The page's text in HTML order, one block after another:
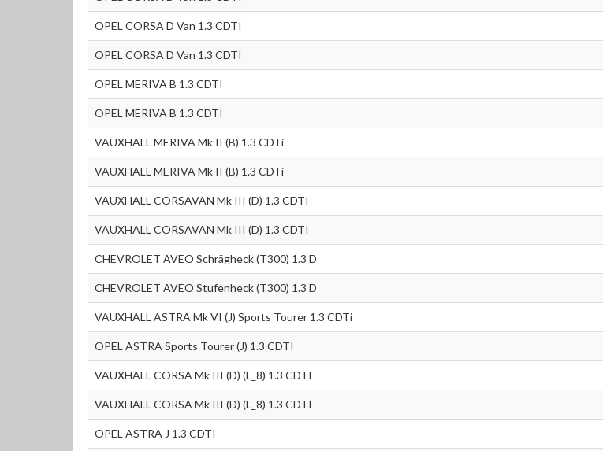
OPEL CORSA D Van 1.3 CDTI
OPEL CORSA D Van 1.3 CDTI
OPEL MERIVA B 1.3 CDTI
OPEL MERIVA B 1.3 CDTI
VAUXHALL MERIVA Mk II (B) 1.3 CDTi
VAUXHALL MERIVA Mk II (B) 1.3 CDTi
VAUXHALL CORSAVAN Mk III (D) 1.3 CDTI
VAUXHALL CORSAVAN Mk III (D) 1.3 CDTI
CHEVROLET AVEO Schrägheck (T300) 1.3 D
CHEVROLET AVEO Stufenheck (T300) 1.3 D
VAUXHALL ASTRA Mk VI (J) Sports Tourer 1.3 CDTi
OPEL ASTRA Sports Tourer (J) 1.3 CDTI
VAUXHALL CORSA Mk III (D) (L_8) 1.3 CDTI
VAUXHALL CORSA Mk III (D) (L_8) 1.3 CDTI
OPEL ASTRA J 1.3 CDTI